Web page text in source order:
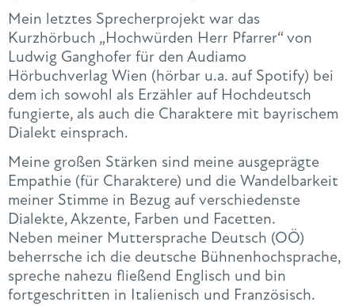
Mein letztes Sprecherprojekt war das
Kurzhörbuch „Hochwürden Herr Pfarrer“ von
Ludwig Ganghofer für den Audiamo
Hörbuchverlag Wien (hörbar u.a. auf Spotify) bei
dem ich sowohl als Erzähler auf Hochdeutsch
fungierte, als auch die Charaktere mit bayrischem
Dialekt einsprach.
Meine großen Stärken sind meine ausgeprägte
Empathie (für Charaktere) und die Wandelbarkeit
meiner Stimme in Bezug auf verschiedenste
Dialekte, Akzente, Farben und Facetten.
Neben meiner Muttersprache Deutsch (OÖ)
beherrsche ich die deutsche Bühnenhochsprache,
spreche nahezu fließend Englisch und bin
fortgeschritten in Italienisch und Französisch.